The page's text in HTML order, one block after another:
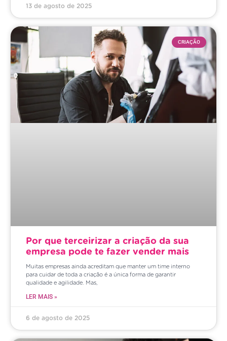
13 de agosto de 2025
CRIAÇÃO
Por que terceirizar a criação da sua
empresa pode te fazer vender mais
Muitas empresas ainda acreditam que manter um time interno
para cuidar de toda a criação é a única forma de garantir
qualidade e agilidade. Mas,
LER MAIS »
6 de agosto de 2025